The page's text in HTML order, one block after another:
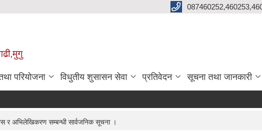
परियोजना विधुतीय शुसासन सेवा प्रतिवेदन सूचना तथा जानकारी
र अभिलेखिकरण सम्बन्धी सार्वजनिक सूचना ।